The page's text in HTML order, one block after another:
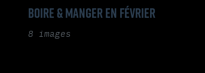
BOIRE & MANGER EN FÉVRIER
8 images